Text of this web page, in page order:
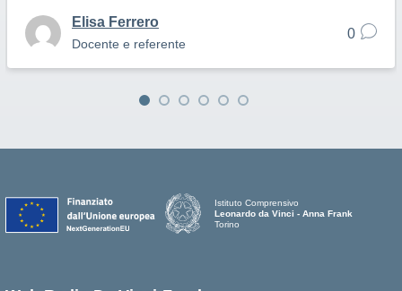
Elisa Ferrero
Docente e referente
0
Istituto Comprensivo
Leonardo da Vinci - Anna Frank
Torino